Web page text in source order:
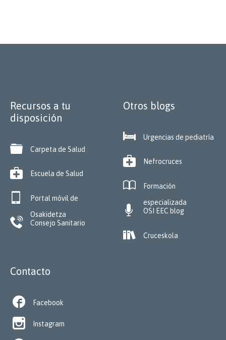
Recursos a tu
disposición
 Carpeta de Salud
 Escuela de Salud

Portal móvil de
Osakidetza
 Consejo Sanitario
Otros blogs
 Urgencias de pediatría
 Nefrocruces

Formación
especializada
 OSI EEC blog
 Cruceskola
Contacto
 Facebook
 Instagram